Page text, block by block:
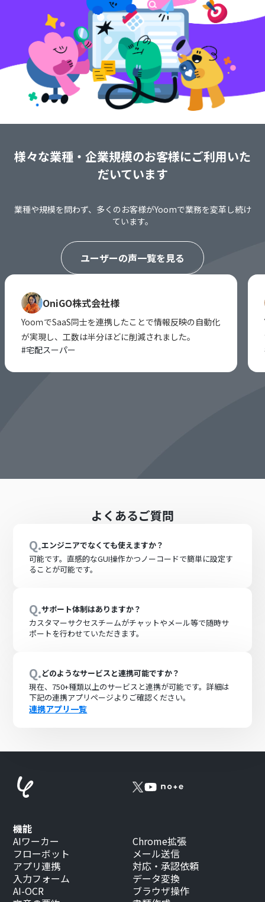
様々な業種・企業規模のお客様にご利用いた
だいています
業種や規模を問わず、多くのお客様がYoomで業務を変革し続け
ています。
ユーザーの声一覧を見る
OniGO株式会社様
YooｍでSaaS同士を連携したことで情報反映の自動化
が実現し、工数は半分ほどに削減されました。
#宅配スーパー
よくあるご質問
Q.エンジニアでなくても使えますか？
可能です。直感的なGUI操作かつノーコードで簡単に設定す
ることが可能です。
Q.サポート体制はありますか？
カスタマーサクセスチームがチャットやメール等で随時サ
ポートを行わせていただきます。
Q.どのようなサービスと連携可能ですか？
現在、750+種類以上のサービスと連携が可能です。詳細は
下記の連携アプリページよりご確認ください。
連携アプリ一覧
機能
AIワーカー
フローボット
アプリ連携
入力フォーム
AI-OCR
Chrome拡張
メール送信
対応・承認依頼
データ変換
ブラウザ操作